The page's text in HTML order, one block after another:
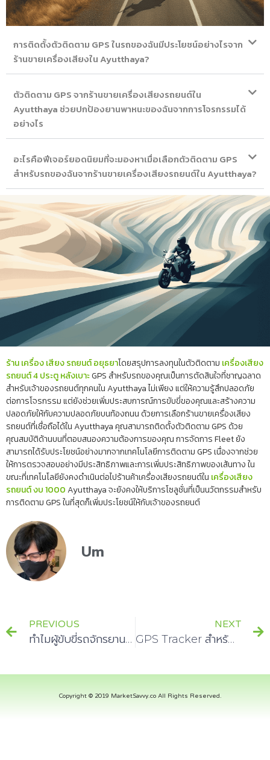
การติดตั้งตัวติดตาม GPS ในรถของฉันมีประโยชน์อย่างไรจาก
ร้านขายเครื่องเสียงใน Ayutthaya?
ตัวติดตาม GPS จากร้านขายเครื่องเสียงรถยนต์ใน
Ayutthaya ช่วยปกป้องยานพาหนะของฉันจากการโจรกรรมได้
อย่างไร
อะไรคือฟีเจอร์ยอดนิยมที่จะมองหาเมื่อเลือกตัวติดตาม GPS
สำหรับรถของฉันจากร้านขายเครื่องเสียงรถยนต์ใน Ayutthaya?
ร้าน เครื่อง เสียง รถยนต์ อยุธยาโดยสรุปการลงทุนในตัวติดตาม เครื่องเสียง
รถยนต์ 4 ประตู หลังเบาะGPS สำหรับรถของคุณเป็นการตัดสินใจที่ชาญฉลาด
สำหรับเจ้าของรถยนต์ทุกคนใน Ayutthaya ไม่เพียง แต่ให้ความรู้สึกปลอดภัย
ต่อการโจรกรรม แต่ยังช่วยเพิ่มประสบการณ์การขับขี่ของคุณและสร้างความ
ปลอดภัยให้กับความปลอดภัยบนท้องถนน ด้วยการเลือกร้านขายเครื่องเสียง
รถยนต์ที่เชื่อถือได้ใน Ayutthaya คุณสามารถติดตั้งตัวติดตาม GPS ด้วย
คุณสมบัติด้านบนที่ตอบสนองความต้องการของคุณ การจัดการ Fleet ยัง
สามารถได้รับประโยชน์อย่างมากจากเทคโนโลยีการติดตาม GPS เนื่องจากช่วย
ให้การตรวจสอบอย่างมีประสิทธิภาพและการเพิ่มประสิทธิภาพของเส้นทาง ใน
ขณะที่เทคโนโลยียังคงดำเนินต่อไปร้านค้าเครื่องเสียงรถยนต์ใน เครื่องเสียง
รถยนต์ งบ 1000Ayutthaya จะยังคงให้บริการโซลูชั่นที่เป็นนวัตกรรมสำหรับ
การติดตาม GPS ในที่สุดก็เพิ่มประโยชน์ให้กับเจ้าของรถยนต์
Um
PREVIOUS
ทำไมผู้ขับขี่รถจักรยานยนต์ทุกคนต้องการตัว GPS
NEXT
GPS Tracker สำหรับรถจักรยานยนต์ในราคาที่ไม่แพง
Copyright © 2019 MarketSavvy.co All Rights Reserved.